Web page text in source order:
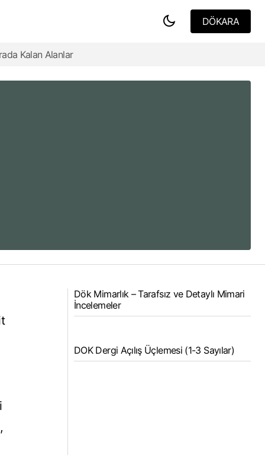
DÖKARA
Kalan Alanlar
Dök Mimarlık – Tarafsız ve Detaylı Mimari
İncelemeler
DOK Dergi Açılış Üçlemesi (1-3 Sayılar)